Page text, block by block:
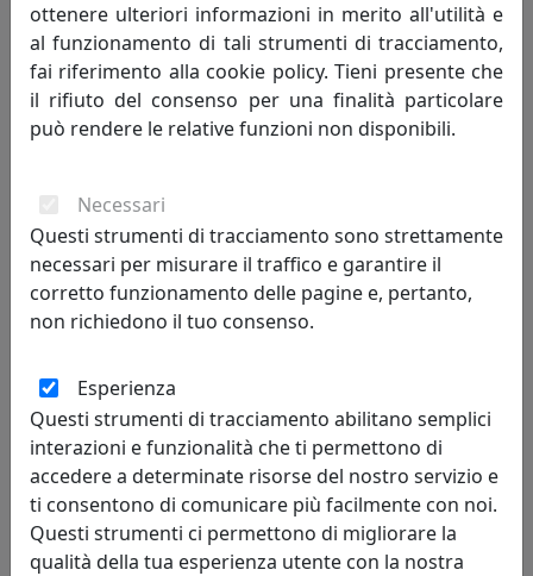
TAVOLINO CONICO BOBINO CON TOP IN LEGNO CT01040L-07
FANGO
MemeDesign
TAVOLINO CONICO BOBINO CON TOP IN METALLO CT01040M-01
BIANCO
MemeDesign
ottenere ulteriori informazioni in merito all'utilità e
al funzionamento di tali strumenti di tracciamento,
fai riferimento alla cookie policy. Tieni presente che
il rifiuto del consenso per una finalità particolare
può rendere le relative funzioni non disponibili.
Necessari
Questi strumenti di tracciamento sono strettamente
necessari per misurare il traffico e garantire il
corretto funzionamento delle pagine e, pertanto,
non richiedono il tuo consenso.
Esperienza
Questi strumenti di tracciamento abilitano semplici
interazioni e funzionalità che ti permettono di
accedere a determinate risorse del nostro servizio e
ti consentono di comunicare più facilmente con noi.
Questi strumenti ci permettono di migliorare la
qualità della tua esperienza utente con la nostra